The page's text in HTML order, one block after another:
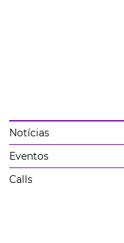
Notícias
Eventos
Calls